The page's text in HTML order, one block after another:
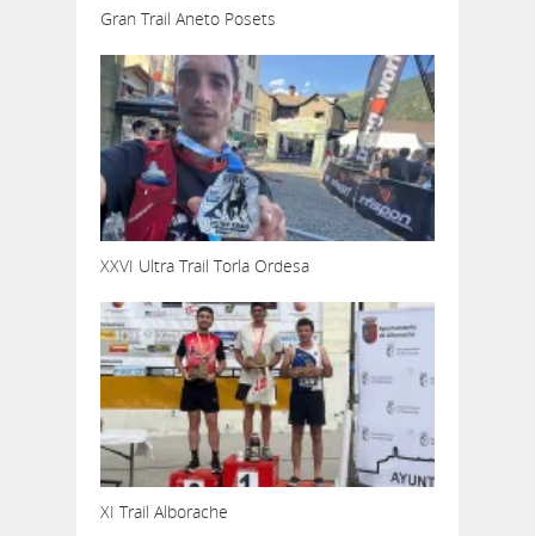
Gran Trail Aneto Posets
XXVI Ultra Trail Torla Ordesa
XI Trail Alborache